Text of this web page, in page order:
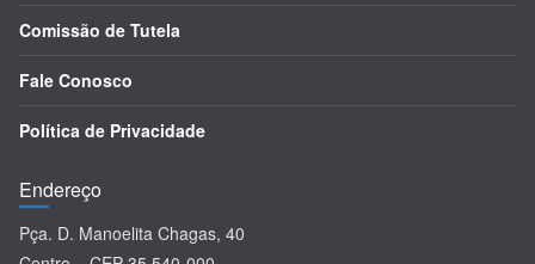
Comissão de Tutela
Fale Conosco
Política de Privacidade
Endereço
Pça. D. Manoelita Chagas, 40